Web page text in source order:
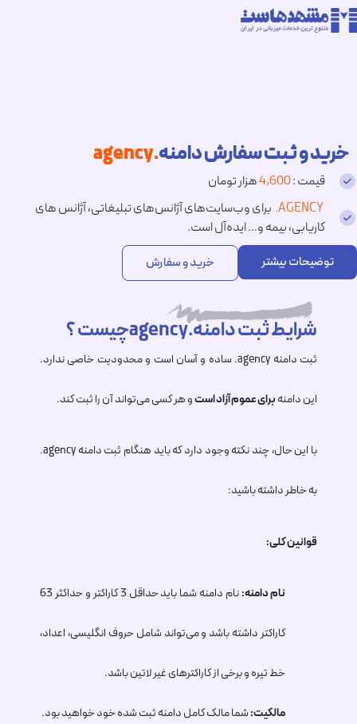
خرید و ثبت سفارش دامنه.agency
قیمت :4,600هزار تومان
.AGENCY برای وب‌سایت‌های آژانس‌های تبلیغاتی، آژانس های
کاریابی، بیمه و… ایده‌آل است.
توضیحات بیشتر خرید و سفارش
شرایط ثبت دامنه.agencyچیست ؟
ثبت دامنه .agency ساده و آسان است و محدودیت خاصی ندارد.
این دامنهبرای عموم آزاد استو هر کسی می‌تواند آن را ثبت کند.
با این حال، چند نکته وجود دارد که باید هنگام ثبت دامنه.agency
به خاطر داشته باشید:
قوانین کلی:
نام دامنه: نام دامنه شما باید حداقل 3 کاراکتر و حداکثر 63
کاراکتر داشته باشد و می‌تواند شامل حروف انگلیسی، اعداد،
خط تیره و برخی از کاراکترهای غیر لاتین باشد.
مالکیت:شما مالک کامل دامنه ثبت شده خود خواهید بود.